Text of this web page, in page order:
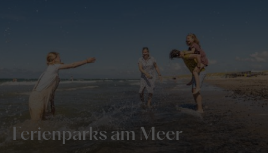
Ferienparks am Meer